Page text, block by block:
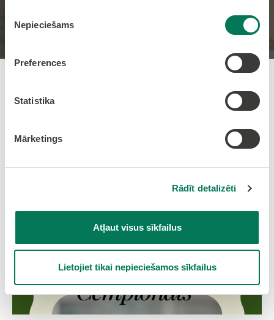
izvēle
Nepieciešams
Preferences
Statistika
Mārketings
Rādīt detalizēti
Atļaut visus sīkfailus
Lietojiet tikai nepieciešamos sīkfailus
Sākums Jaunumi
Olaines novada vasaras galda
tenisa čempionāts trijos posmos